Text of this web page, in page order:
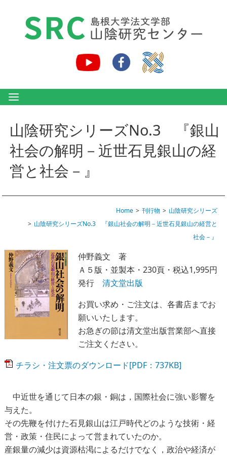
山陰研究シリーズNo.3 『銀山
社会の解明－近世石見銀山の経
営と社会－』
Home 刊行物
山陰研究シリーズ
山陰研究シリーズNo.3 『銀山社会の解明－近世石見銀山の経営と
社会－』
仲野義文 著
Ａ５版・並製本・230頁・税込1,995円
発行 清文堂出版
お買い求め・ご注文は、各書店までお
願いいたします。
お急ぎの節は清文堂出版営業部へ直接
ご注文ください。
チラシ・注文票のダウンロード[PDF：737KB]
中近世を通じて日本の銀・銅は，国際社会に強い影響を
与えた。
その先鞭を付けた石見銀山は江戸時代どのような技術・経
営・政策・住民によって営まれていたのか。
産銀量の減少は資源枯渇によるだけでなく，政治や経済が